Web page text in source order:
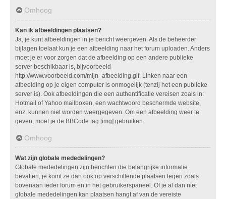
Omhoog
Kan ik afbeeldingen plaatsen?
Ja, je kunt afbeeldingen in je bericht weergeven. Als de beheerder
bijlagen toelaat kun je een afbeelding naar het forum uploaden. Anders
moet je er voor zorgen dat de afbeelding op een andere publieke
server beschikbaar is, bijvoorbeeld
http://www.voorbeeld.com/mijn_afbeelding.gif. Linken naar een
afbeelding op je eigen computer is onmogelijk (tenzij het een publieke
server is). Ook afbeeldingen die een authentificatie vereisen zoals in:
Hotmail of Yahoo mailboxen, een wachtwoord beschermde website,
enz. kunnen niet worden weergegeven. Om een afbeelding weer te
geven, moet je de BBCode tag [img] gebruiken.
Omhoog
Wat zijn globale mededelingen?
Globale mededelingen zijn berichten die belangrijke informatie
bevatten, je komt ze dan ook op verschillende plaatsen tegen zoals
bovenaan ieder forum en in het gebruikerspaneel. Of je al dan niet
globale mededelingen kan plaatsen hangt af van de vereiste